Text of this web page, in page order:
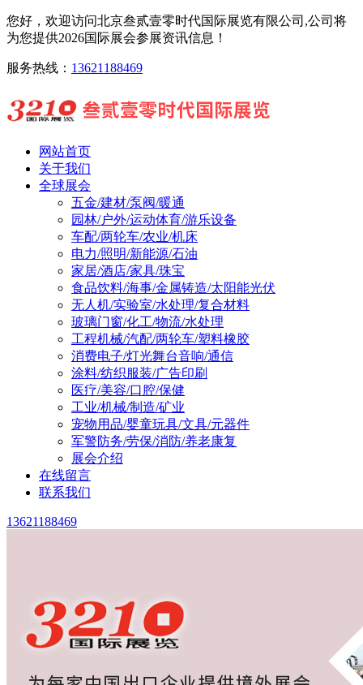
您好，欢迎访问北京叁贰壹零时代国际展览有限公司,公司将
为您提供2026国际展会参展资讯信息！
服务热线： 13621188469
网站首页
关于我们
全球展会
五金/建材/泵阀/暖通
园林/户外/运动体育/游乐设备
车配/两轮车/农业/机床
电力/照明/新能源/石油
家居/酒店/家具/珠宝
食品饮料/海事/金属铸造/太阳能光伏
无人机/实验室/水处理/复合材料
玻璃门窗/化工/物流/水处理
工程机械/汽配/两轮车/塑料橡胶
消费电子/灯光舞台音响/通信
涂料/纺织服装/广告印刷
医疗/美容/口腔/保健
工业/机械/制造/矿业
宠物用品/婴童玩具/文具/元器件
军警防务/劳保/消防/养老康复
展会介绍
在线留言
联系我们
13621188469